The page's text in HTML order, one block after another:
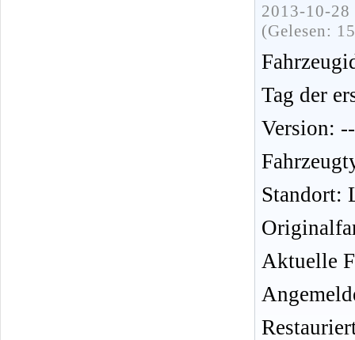
2013-10-
(Gelesen:
Tag der
Version:
Standort:
Aktuelle